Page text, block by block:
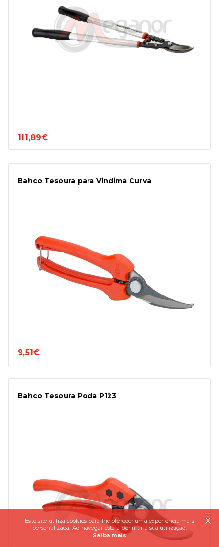
Este site utiliza cookies para lhe oferecer uma experiência mais
personalizada. Ao navegar está a permitir a sua utilização.
Saiba mais
X
111,89€
Bahco Tesoura para Vindima Curva
9,51€
Bahco Tesoura Poda P123